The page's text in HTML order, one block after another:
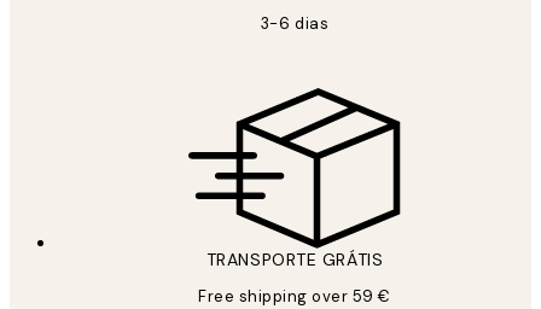
3-6 dias
TRANSPORTE GRÁTIS
Free shipping over 59 €